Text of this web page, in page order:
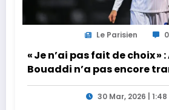
Le Parisien 0
« Je n’ai pas fait de choix »
Bouaddi n’a pas encore
la France et le Maroc
30 Mar, 2026 | 1:48